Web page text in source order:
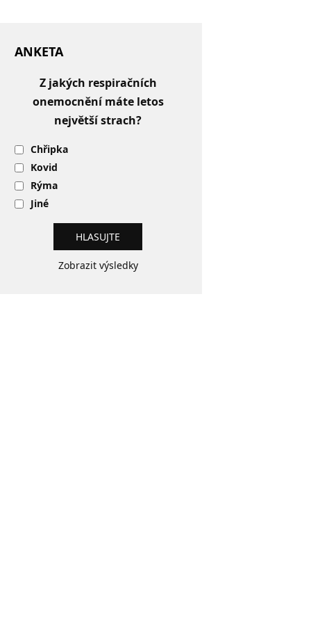
ANKETA
Z jakých respiračních
onemocnění máte letos
největší strach?
Chřipka
Kovid
Rýma
Jiné
Zobrazit výsledky